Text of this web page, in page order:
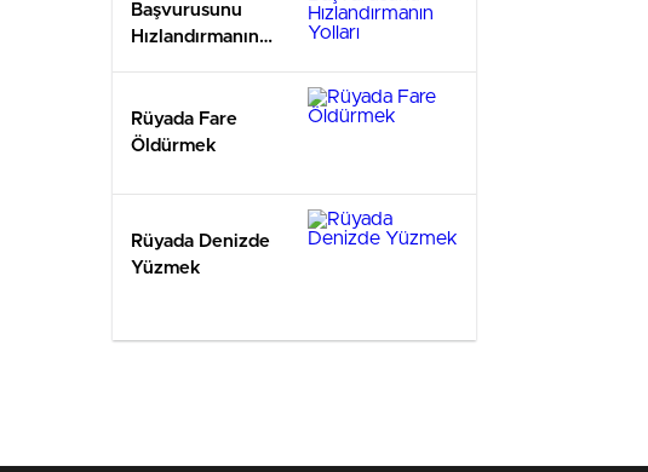
Başvurusunu
Hızlandırmanın
Rüyada Fare
Öldürmek
Rüyada Denizde
Yüzmek